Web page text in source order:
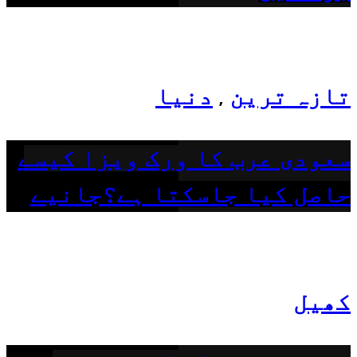
تازہ ترین , دنیا
سعودی عرب کا ورک ویزا کیسے
حاصل کیا جاسکتا ہے؟جانیے
کھیل